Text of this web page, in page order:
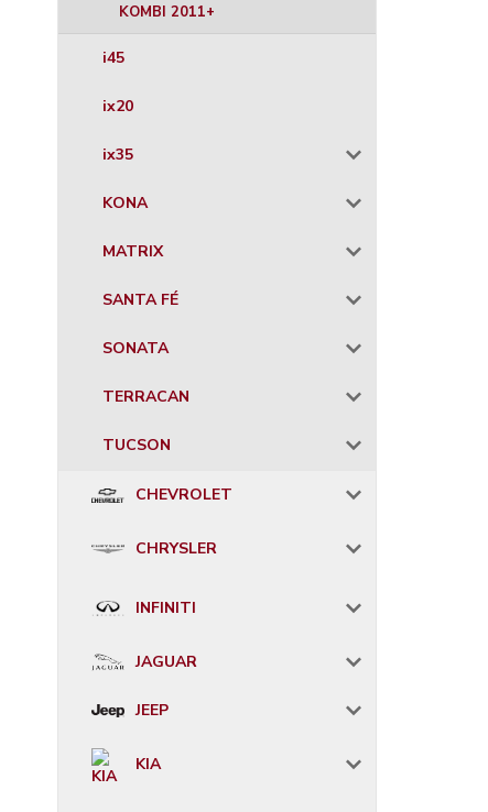
KOMBI 2011+
i45
ix20
ix35
KONA
MATRIX
SANTA FÉ
SONATA
TERRACAN
TUCSON
CHEVROLET
CHRYSLER
INFINITI
JAGUAR
JEEP
KIA